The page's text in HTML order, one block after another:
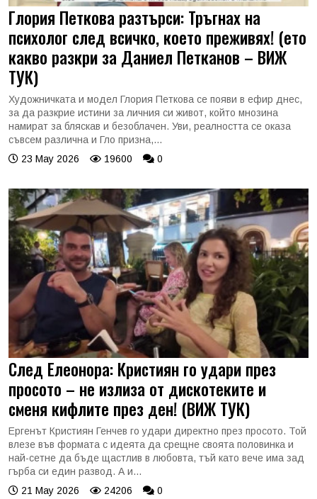
Глория Петкова разтърси: Тръгнах на
психолог след всичко, което преживях! (ето
какво разкри за Даниел Петканов – ВИЖ
ТУК)
Художничката и модел Глория Петкова се появи в ефир днес,
за да разкрие истини за личния си живот, който мнозина
намират за бляскав и безоблачен. Уви, реалността се оказа
съвсем различна и Гло призна,...
23 May 2026
19600 0
След Елеонора: Кристиян го удари през
просото – не излиза от дискотеките и
сменя кифлите през ден! (ВИЖ ТУК)
Ергенът Кристиян Генчев го удари директно през просото. Той
влезе във формата с идеята да срещне своята половинка и
най-сетне да бъде щастлив в любовта, тъй като вече има зад
гърба си един развод. А и...
21 May 2026
24206 0